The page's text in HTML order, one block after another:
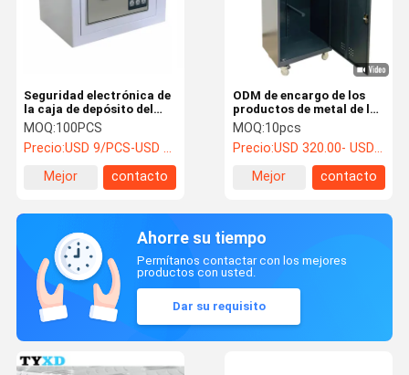
Seguridad electrónica de
la caja de depósito del
metal alta para la
joyería/el efectivo/los
documentos
MOQ:100PCS
Precio:USD 9/PCS-USD 15/PCS
Mejor
contacto
ODM de encargo de los
productos de metal de la
silla de montar del polvo
de la caja del armario
revestido de la tachuela
MOQ:10pcs
Precio:USD 320.00- USD 520.00
Mejor
contacto
Ahorre su tiempo
Permítanos contactar con los mejores
productos con usted.
Dar su requisito